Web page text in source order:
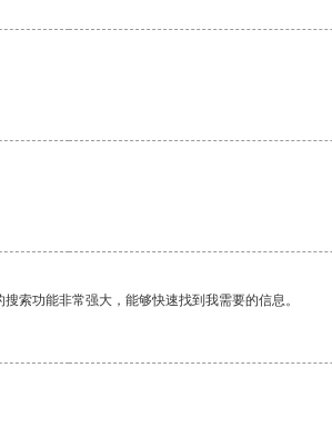
索功能非常强大，能够快速找到我需要的信息。